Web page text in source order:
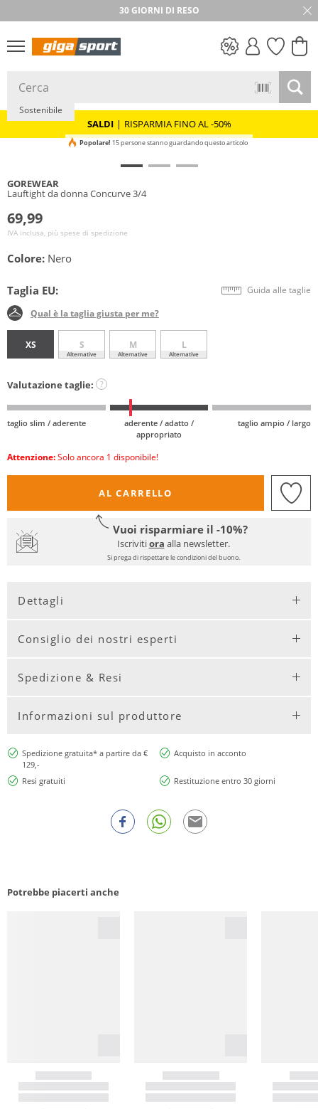
30 GIORNI DI RESO
SALDI
SALDI | RISPARMIA FINO AL -50%
Sostenibile
Popolare! 15 persone stanno guardando questo articolo
GOREWEAR
Lauftight da donna Concurve 3/4
69,99
IVA inclusa, più spese di spedizione
Colore: Nero
Taglia EU: Guida alle taglie
Qual è la taglia giusta per me?
XS S
Alternative
M
Alternative
L
Alternative
Valutazione taglie: ?
taglio slim / aderente
aderente / adatto /
appropriato
taglio ampio / largo
Attenzione: Solo ancora 1 disponibile!
AL CARRELLO
Vuoi risparmiare il -10%?
Iscrivitiora alla newsletter.
Si prega di rispettare le condizioni del buono.
Dettagli
Consiglio dei nostri esperti
Spedizione & Resi
Informazioni sul produttore
Spedizione gratuita* a partire da €
129,-
Acquisto in acconto
Resi gratuiti Restituzione entro 30 giorni
Potrebbe piacerti anche